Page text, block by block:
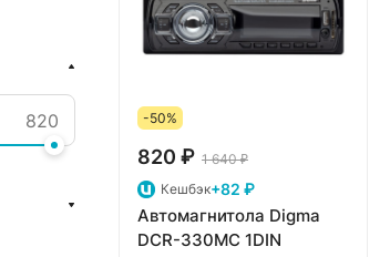
-50%
820 ₽ 1 640 ₽
Кешбэк+82 ₽
Автомагнитола Digma
DCR-330MC 1DIN